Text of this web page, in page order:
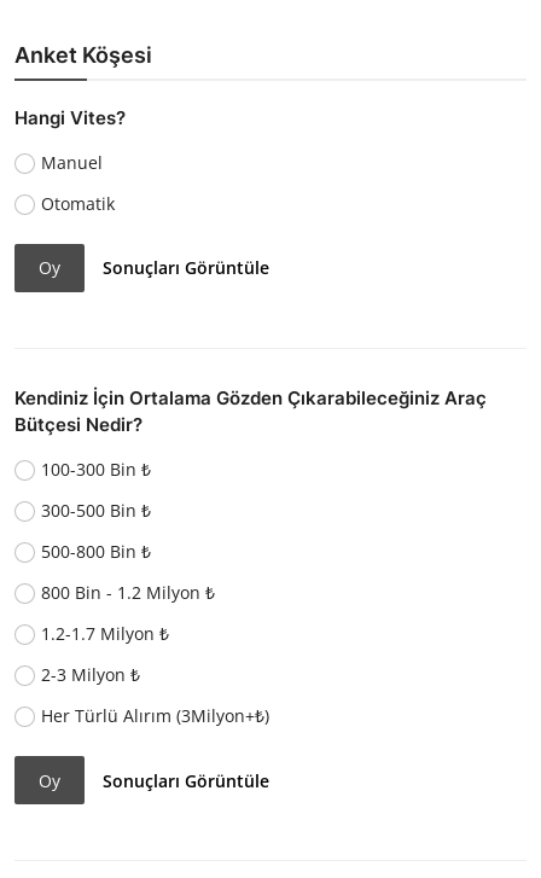
Anket Köşesi
Hangi Vites?
Manuel
Otomatik
Oy Sonuçları Görüntüle
Kendiniz İçin Ortalama Gözden Çıkarabileceğiniz Araç
Bütçesi Nedir?
100-300 Bin ₺
300-500 Bin ₺
500-800 Bin ₺
800 Bin - 1.2 Milyon ₺
1.2-1.7 Milyon ₺
2-3 Milyon ₺
Her Türlü Alırım (3Milyon+₺)
Oy Sonuçları Görüntüle